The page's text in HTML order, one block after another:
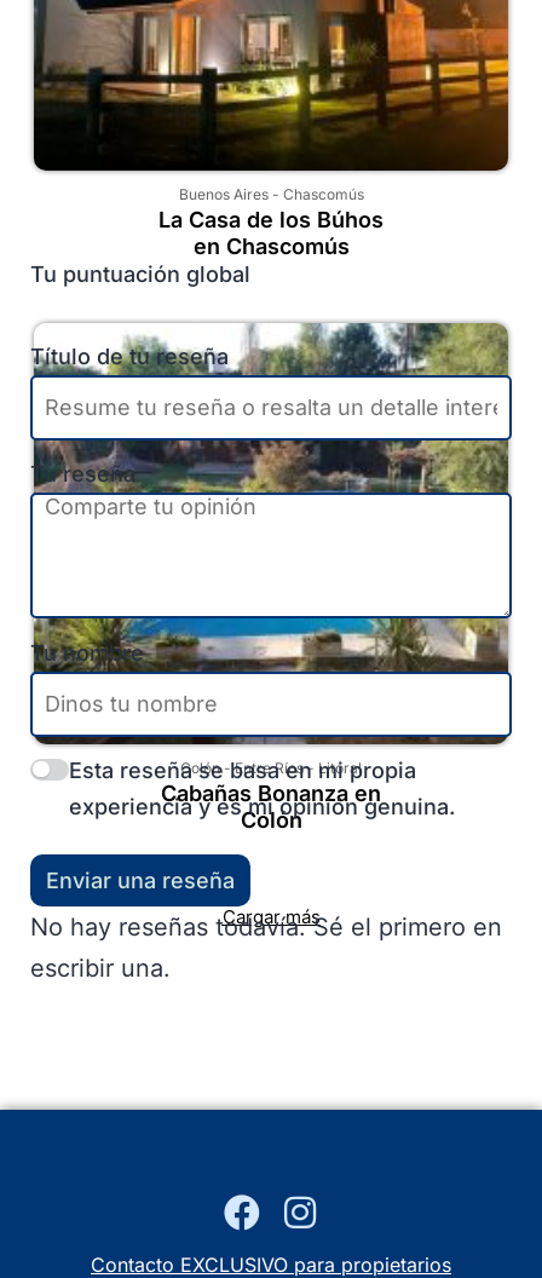
Buenos Aires- Chascomús
La Casa de los Búhos
en Chascomús
Colón-Entre Ríos- Litoral
Cabañas Bonanza en
Colón
Cargar más
Tu puntuación global
Título de tu reseña
Tu reseña
Tu nombre
Esta reseña se basa en mi propia
experiencia y es mi opinión genuina.
Enviar una reseña
No hay reseñas todavía. Sé el primero en
escribir una.
Contacto EXCLUSIVO para propietarios